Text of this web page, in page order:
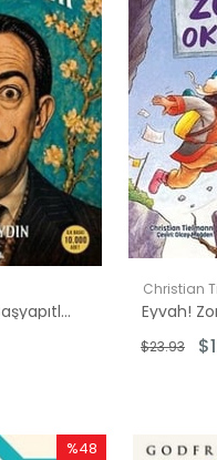
Baş Belaları ve Başyapıtları
Christian
Eyvah!
$23.93
%48